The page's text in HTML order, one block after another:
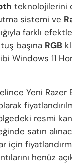
teknolojilerini
sistemi ve
farklı
başına RGB
Windows 11
Yeni Razer
resmi
satın
için
henüz